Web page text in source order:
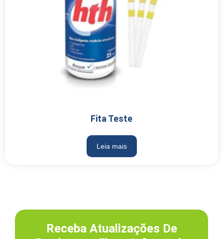
Fita Teste
Leia mais
Receba Atualizações De